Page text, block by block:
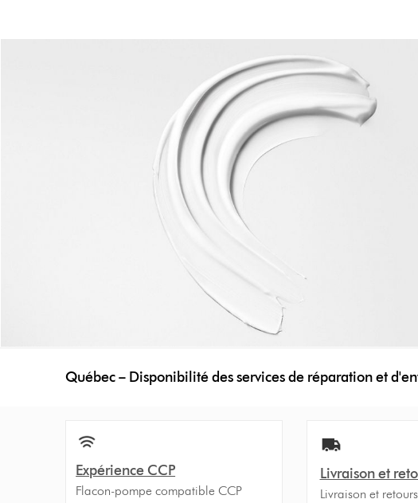
Québec – Disponibilité des services de réparation et
Expérience CCP
Flacon-pompe compatible CCP
Livraison et
Livraison et